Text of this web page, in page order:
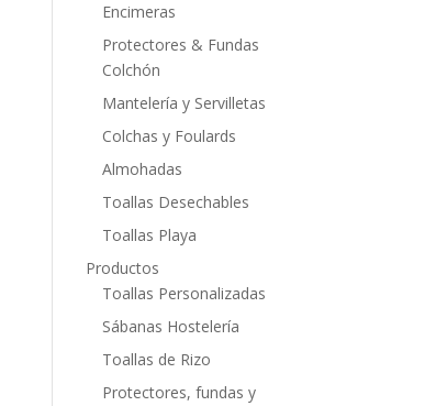
Encimeras
Protectores & Fundas
Colchón
Mantelería y Servilletas
Colchas y Foulards
Almohadas
Toallas Desechables
Toallas Playa
Productos
Toallas Personalizadas
Sábanas Hostelería
Toallas de Rizo
Protectores, fundas y